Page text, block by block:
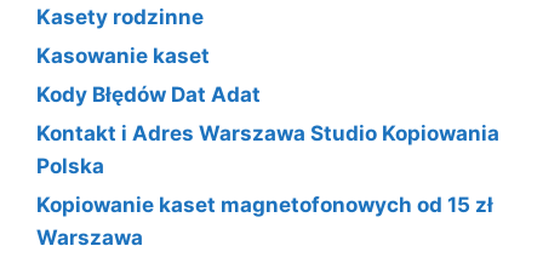
Kasety rodzinne
Kasowanie kaset
Kody Błędów Dat Adat
Kontakt i Adres Warszawa Studio Kopiowania
Polska
Kopiowanie kaset magnetofonowych od 15 zł
Warszawa